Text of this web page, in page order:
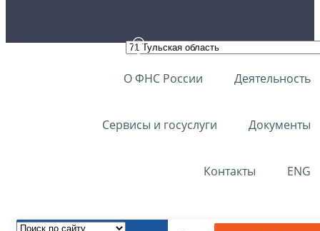
О ФНС России Деятельность
Сервисы и госуслуги Документы
Контакты ENG